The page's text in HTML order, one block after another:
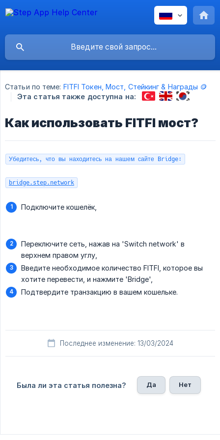
Статьи по теме: FITFI Токен, Мост, Стейкинг & Награды 🪙
Эта статья также доступна на:
Как использовать FITFI мост?
Убедитесь, что вы находитесь на нашем сайте Bridge:
bridge.step.network
Подключите кошелёк,
Переключите сеть, нажав на 'Switch network' в
верхнем правом углу,
Введите необходимое количество FITFI, которое вы
хотите перевести, и нажмите 'Bridge',
Подтвердите транзакцию в вашем кошельке.
Последнее изменение: 13/03/2024
Была ли эта статья полезна? Да Нет